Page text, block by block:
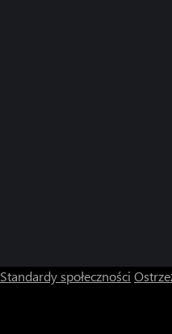
Standardy społeczności